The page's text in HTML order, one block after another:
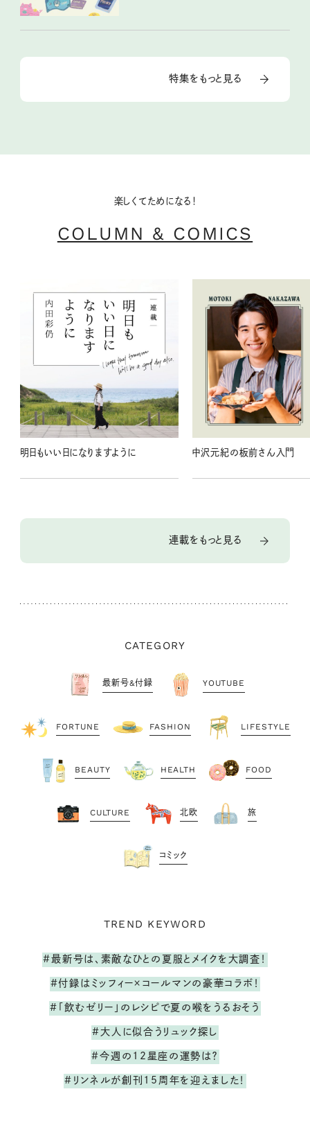
特集をもっと見る
楽しくてためになる！
COLUMN & COMICS
明日もいい日になりますように 中沢元紀の板前さん入門
連載をもっと見る
CATEGORY
最新号&付録 YOUTUBE
FORTUNE FASHION LIFESTYLE
BEAUTY HEALTH FOOD
CULTURE 北欧 旅
コミック
TREND KEYWORD
#最新号は、素敵なひとの夏服とメイクを大調査！
#付録はミッフィー×コールマンの豪華コラボ！
#「飲むゼリー」のレシピで夏の喉をうるおそう
#大人に似合うリュック探し
#今週の12星座の運勢は？
#リンネルが創刊15周年を迎えました！